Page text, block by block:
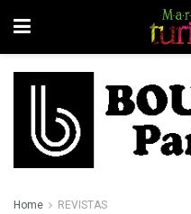
Home REVISTAS